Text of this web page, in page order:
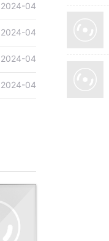
2024-04
2024-04
2024-04
2024-04